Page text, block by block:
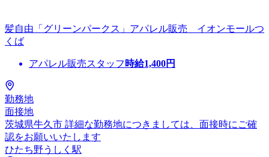
髪自由「グリーンパークス」アパレル販売 イオンモールつ
くば
アパレル販売スタッフ 時給1,400円
勤務地
面接地
茨城県牛久市 詳細な勤務地につきましては、面接時にご確
認をお願いいたします
ひたち野うしく駅